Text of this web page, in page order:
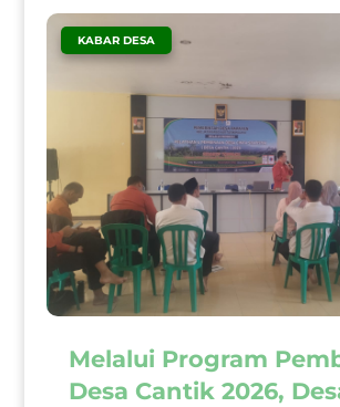
Melalui Program
Desa Cantik 2026,
KABAR DESA